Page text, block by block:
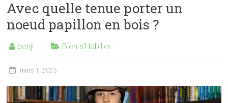
Avec quelle tenue porter un
noeud papillon en bois ?
benji Bien s'Habiller
mars 1, 2023